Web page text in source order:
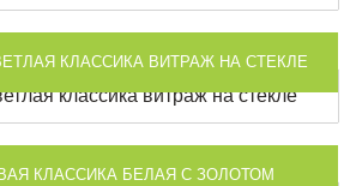
КЛАССИКА ВИТРАЖ НА СТЕКЛЕ
КЛАССИКА БЕЛАЯ С ЗОЛОТОМ